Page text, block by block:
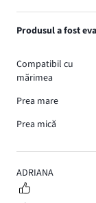
5
ADRIANA
Produsul a fost
Compatibil cu
mărimea
Prea mare
Prea mică